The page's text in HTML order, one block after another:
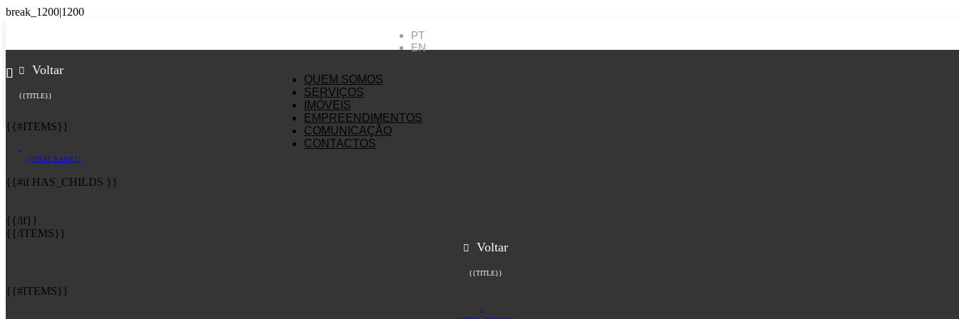
PT
EN
QUEM SOMOS
SERVIÇOS
IMÓVEIS
EMPREENDIMENTOS
COMUNICAÇÃO
CONTACTOS
Voltar
{{TITLE}}
{{#ITEMS}}
{{ITEM_NAME}}
{{#if HAS_CHILDS }}
{{/if}}
{{/ITEMS}}
Voltar
{{TITLE}}
{{#ITEMS}}